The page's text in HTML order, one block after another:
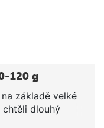
120 g
základě velké
chtěli dlouhý